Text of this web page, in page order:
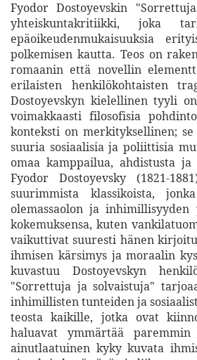
Fyodor Dostoyevskin
yhteiskuntakritiikki, joka
epäoikeudenmukaisuuksia
polkemisen kautta. Teos on
romaanin että novellin
erilaisten henkilökohtaisten
Dostoyevskyn kielellinen tyyli
voimakkaasti filosofisia
konteksti on merkityksellinen;
suuria sosiaalisia ja poliittisia
omaa kamppailua, ahdistusta
Fyodor Dostoyevsky (1821-
suurimmista klassikoista,
olemassaolon ja inhimillisyyden
kokemuksensa, kuten
vaikuttivat suuresti hänen
ihmisen kärsimys ja moraalin
kuvastuu Dostoyevskyn
"Sorrettuja ja solvaistuja"
inhimillisten tunteiden ja
teosta kaikille, jotka ovat
haluavat ymmärtää paremmin
ainutlaatuinen kyky kuvata